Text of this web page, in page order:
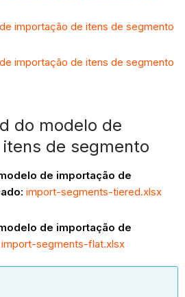
importação de itens de segmento
importação de itens de segmento
do modelo de
de segmento
de importação de
import-segments-tiered.xlsx
de importação de
import-segments-flat.xlsx